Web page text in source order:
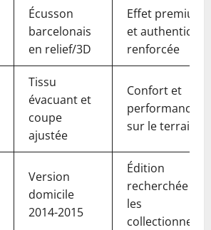
Écusson
barcelonais
en relief/3D
Effet premium
et authenticité
renforcée
Tissu
évacuant et
coupe
ajustée
Confort et
performance
sur le terrain
Version
domicile
2014-2015
Édition
recherchée par
les
collectionneurs